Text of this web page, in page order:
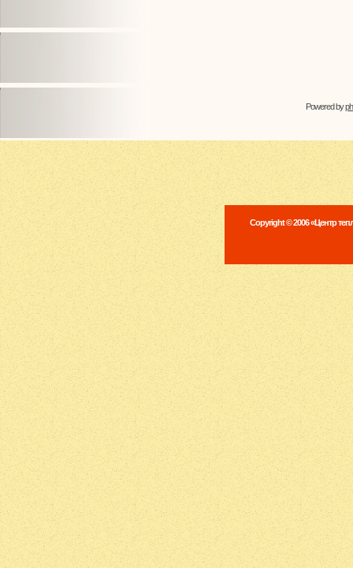
Powered by
Copyright © 2006 «Центр